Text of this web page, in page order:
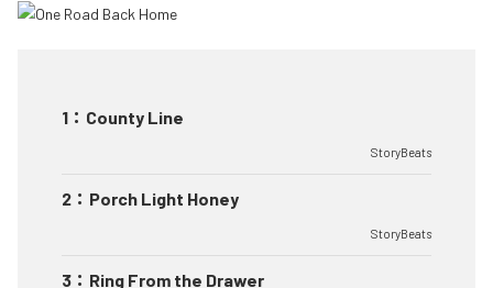
1 ： County Line
StoryBeats
2 ： Porch Light Honey
StoryBeats
3 ： Ring From the Drawer